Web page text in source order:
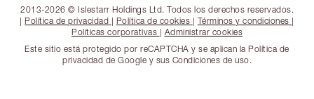
2013-2026 © Islestarr Holdings Ltd. Todos los derechos reservados.
| Política de privacidad | Política de cookies | Términos y condiciones |
Políticas corporativas | Administrar cookies
Este sitio está protegido por reCAPTCHA y se aplican la Política de
privacidad de Google y sus Condiciones de uso.